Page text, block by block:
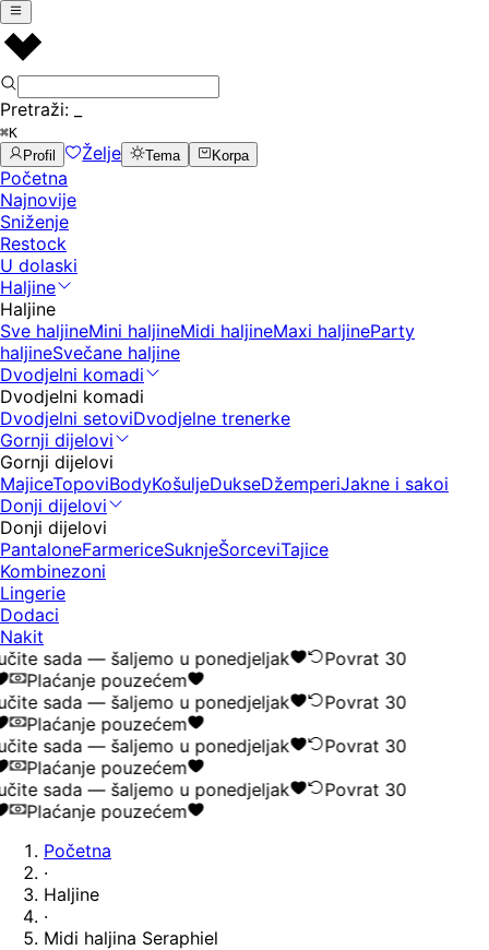
Pretraži:
⌘K
Profil
Želje Tema Korpa
Početna
Najnovije
Sniženje
Restock
U dolaski
Haljine
Haljine
Sve haljineMini haljineMidi haljineMaxi haljineParty
haljineSvečane haljine
Dvodjelni komadi
Dvodjelni komadi
Dvodjelni setoviDvodjelne trenerke
Gornji dijelovi
Gornji dijelovi
MajiceTopoviBodyKošuljeDukseDžemperiJakne i sakoi
Donji dijelovi
Donji dijelovi
PantaloneFarmericeSuknjeŠorceviTajice
Kombinezoni
Lingerie
Dodaci
Nakit
sada — šaljemo u ponedjeljak
Povrat 30
Plaćanje pouzećem
sada — šaljemo u ponedjeljak
Povrat 30
Plaćanje pouzećem
sada — šaljemo u ponedjeljak
Povrat 30
Plaćanje pouzećem
sada — šaljemo u ponedjeljak
Povrat 30
Plaćanje pouzećem
Početna
·
Haljine
·
Midi haljina Seraphiel